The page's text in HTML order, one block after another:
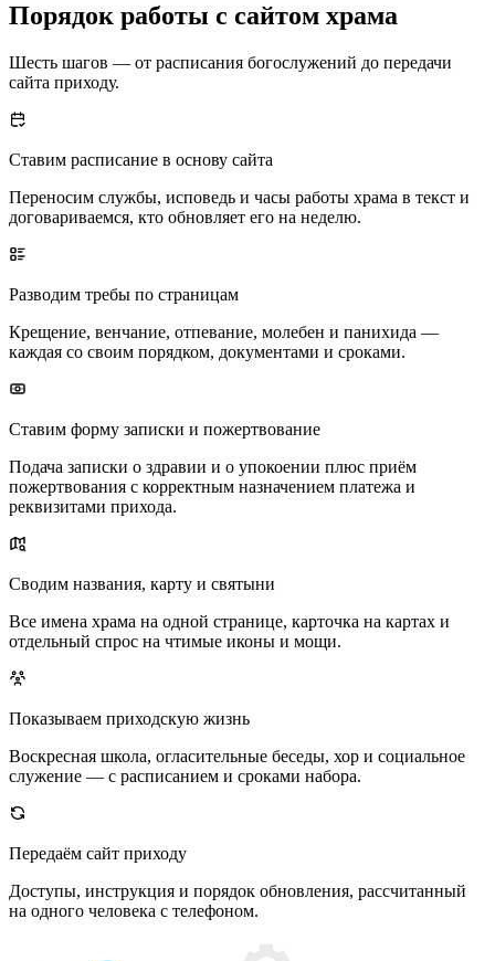
Порядок работы с сайтом храма
Шесть шагов — от расписания богослужений до передачи
сайта приходу.
Ставим расписание в основу сайта
Переносим службы, исповедь и часы работы храма в текст и
договариваемся, кто обновляет его на неделю.
Разводим требы по страницам
Крещение, венчание, отпевание, молебен и панихида —
каждая со своим порядком, документами и сроками.
Ставим форму записки и пожертвование
Подача записки о здравии и о упокоении плюс приём
пожертвования с корректным назначением платежа и
реквизитами прихода.
Сводим названия, карту и святыни
Все имена храма на одной странице, карточка на картах и
отдельный спрос на чтимые иконы и мощи.
Показываем приходскую жизнь
Воскресная школа, огласительные беседы, хор и социальное
служение — с расписанием и сроками набора.
Передаём сайт приходу
Доступы, инструкция и порядок обновления, рассчитанный
на одного человека с телефоном.